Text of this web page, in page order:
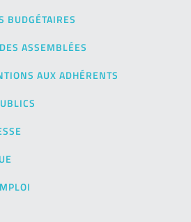
BUDGÉTAIRES
ASSEMBLÉES
AUX ADHÉRENTS